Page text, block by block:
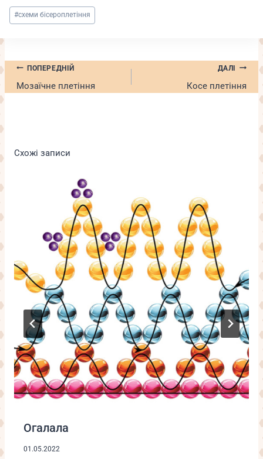
Позначки
запису:
#схеми бісероплетіння
Навігація
записів
ПОПЕРЕДНІЙ
Мозаїчне плетіння
ДАЛІ
Косе плетіння
Схожі записи
Огалала
01.05.2022